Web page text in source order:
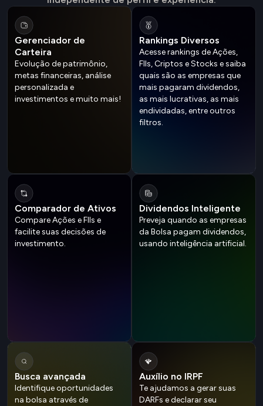
Gerenciador de
Carteira
Evolução de patrimônio,
metas financeiras, análise
personalizada e
investimentos e muito mais!
Rankings Diversos
Acesse rankings de Ações,
FIIs, Criptos e Stocks e saiba
quais são as empresas que
mais pagaram dividendos,
as mais lucrativas, as mais
endividadas, entre outros
filtros.
Comparador de Ativos
Compare Ações e FIIs e
facilite suas decisões de
investimento.
Dividendos Inteligente
Preveja quando as empresas
da Bolsa pagam dividendos,
usando inteligência artificial.
Busca avançada
Identifique oportunidades
na bolsa através de
Auxílio no IRPF
Te ajudamos a gerar suas
DARFs e declarar seu